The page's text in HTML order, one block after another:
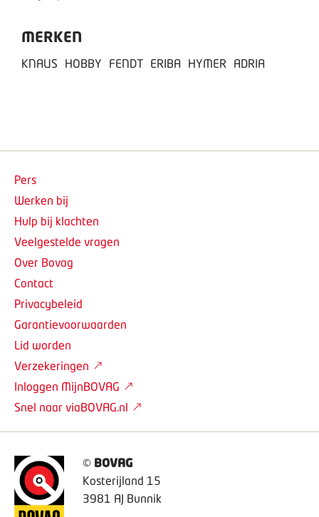
MERKEN
KNAUS HOBBY FENDT ERIBA HYMER ADRIA
© BOVAG
Kosterijland 15
3981 AJ Bunnik
Pers
Werken bij
Hulp bij klachten
Veelgestelde vragen
Over Bovag
Contact
Privacybeleid
Garantievoorwaarden
Lid worden
Verzekeringen
Inloggen MijnBOVAG
Snel naar viaBOVAG.nl